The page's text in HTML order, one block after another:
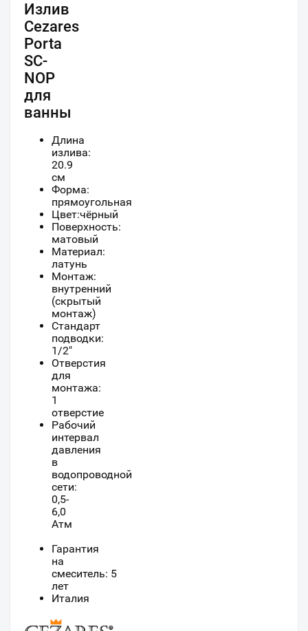
Излив
Cezares
Porta
SC-
NOP
для
ванны
Длина
излива:
20.9
см
Форма:
прямоугольная
Цвет:чёрный
Поверхность:
матовый
Материал:
латунь
Монтаж:
внутренний
(скрытый
монтаж)
Стандарт
подводки:
1/2"
Отверстия
для
монтажа:
1
отверстие
Рабочий
интервал
давления
в
водопроводной
сети:
0,5-
6,0
Атм
Гарантия
на
смеситель: 5
лет
Италия